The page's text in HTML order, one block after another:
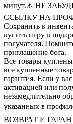
минут.⚠️ НЕ
ССЫЛКУ НА
Сохранить в
купить игру в
получателя.
приглашение бота.
Все товары
все купленные
гарантия. Если у
активацией или
незамедлительно
указанных в
ВОЗВРАТ И